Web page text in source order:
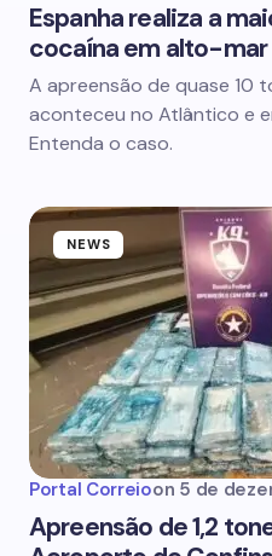
Espanha realiza a
cocaína em alto-mar
A apreensão de quase 10
aconteceu no Atlântico e
Entenda o caso.
NEWS
Portal Correioon 5 de
Apreensão de 1,2